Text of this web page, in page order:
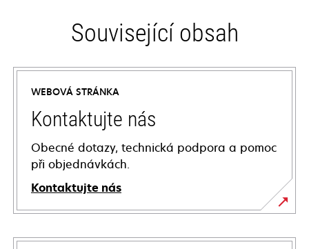
Související obsah
WEBOVÁ STRÁNKA
Kontaktujte nás
Obecné dotazy, technická podpora a pomoc
při objednávkách.
Kontaktujte nás